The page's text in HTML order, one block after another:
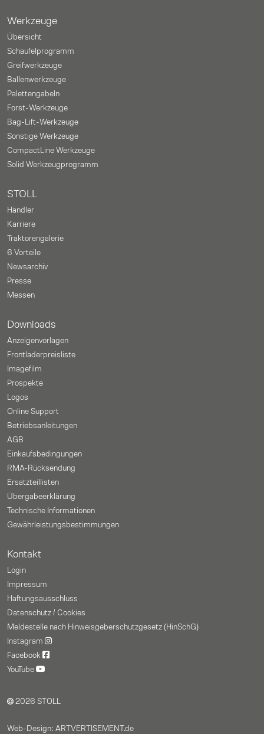
Werkzeuge
Übersicht
Schaufelprogramm
Greifwerkzeuge
Ballenwerkzeuge
Palettengabeln
Forst-Werkzeuge
Bag-Lift-Werkzeuge
Sonstige Werkzeuge
CompactLine Werkzeuge
Solid Werkzeugprogramm
STOLL
Händler
Karriere
Traktorengalerie
6 Vorteile
Newsarchiv
Presse
Messen
Downloads
Anzeigenvorlagen
Frontladerpreisliste
Imagefilm
Prospekte
Logos
Online Support
Betriebsanleitungen
AGB
Einkaufsbedingungen
RMA-Rücksendung
Ersatzteillisten
Übergabeerklärung
Technische Informationen
Gewährleistungs­bestimmungen
Kontakt
Login
Impressum
Haftungsausschluss
Datenschutz / Cookies
Meldestelle nach Hinweisgeberschutzgesetz (HinSchG)
Instagram
Facebook
YouTube
2026 STOLL
Web-Design: ARTVERTISEMENT.de